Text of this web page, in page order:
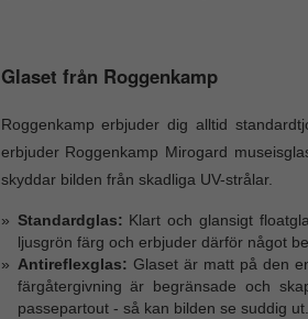
Glaset från Roggenkamp
Roggenkamp erbjuder dig alltid
erbjuder Roggenkamp Mirogard
skyddar bilden från skadliga UV-strålar.
Standardglas: Klart och glansigt
ljusgrön färg och erbjuder därför något
Antireflexglas: Glaset är matt på den
färgåtergivning är begränsade och
passepartout - så kan bilden se suddig ut.